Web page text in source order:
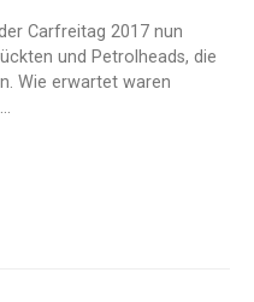
Carfreitag 2017 nun
und Petrolheads, die
Wie erwartet waren